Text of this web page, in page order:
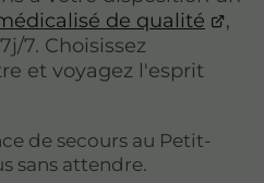
de qualité
,
7. Choisissez
et voyagez l'esprit
de secours au Petit-
sans attendre.